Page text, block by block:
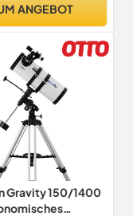
ANGEBOT
Gravity 150/1400